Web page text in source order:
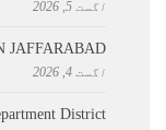
اگست 5, 2026
JAFFARABAD
اگست 4, 2026
District